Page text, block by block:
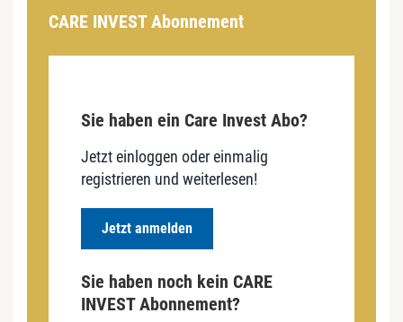
CARE INVEST Abonnement
Sie haben ein Care Invest Abo?
Jetzt einloggen oder einmalig
registrieren und weiterlesen!
Jetzt anmelden
Sie haben noch kein CARE
INVEST Abonnement?